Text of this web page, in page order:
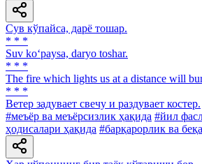
Сув кўпайса, дарё тошар.
* * *
Suv ko‘paysa, daryo toshar.
* * *
The fire which lights us at a distance will
* * *
Ветер задувает свечу и раздувает костер.
#меъёр ва меъёрсизлик ҳақида #йил
ҳодисалари ҳақида #барқарорлик ва